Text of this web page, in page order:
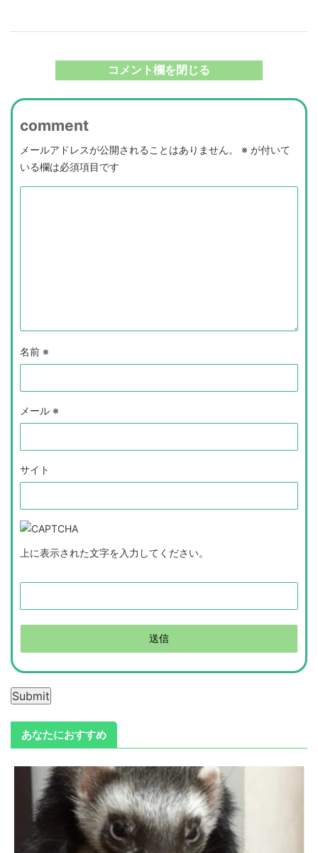
コメント欄を閉じる
comment
メールアドレスが公開されることはありません。 ※ が付いて
いる欄は必須項目です
名前 ※
メール ※
サイト
上に表示された文字を入力してください。
Submit
あなたにおすすめ